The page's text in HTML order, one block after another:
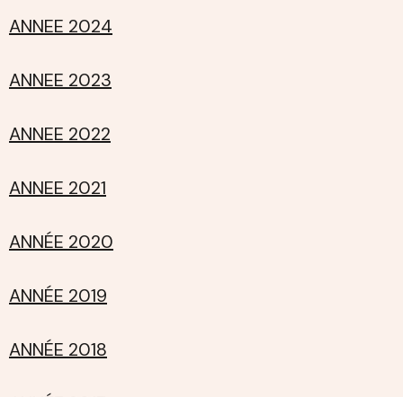
ANNEE 2024
ANNEE 2023
ANNEE 2022
ANNEE 2021
ANNÉE 2020
ANNÉE 2019
ANNÉE 2018